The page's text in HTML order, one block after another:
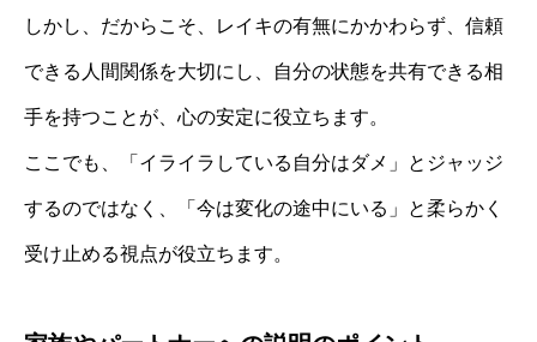
しかし、だからこそ、レイキの有無にかかわらず、信頼
できる人間関係を大切にし、自分の状態を共有できる相
手を持つことが、心の安定に役立ちます。
ここでも、「イライラしている自分はダメ」とジャッジ
するのではなく、「今は変化の途中にいる」と柔らかく
受け止める視点が役立ちます。